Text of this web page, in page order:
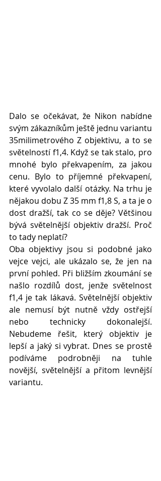
Dalo se očekávat, že Nikon nabídne
svým zákazníkům ještě jednu variantu
35milimetrového Z objektivu, a to se
světelností f1,4. Když se tak stalo, pro
mnohé bylo překvapením, za jakou
cenu. Bylo to příjemné překvapení,
které vyvolalo další otázky. Na trhu je
nějakou dobu Z 35 mm f1,8 S, a ta je o
dost dražší, tak co se děje? Většinou
bývá světelnější objektiv dražší. Proč
to tady neplatí?
Oba objektivy jsou si podobné jako
vejce vejci, ale ukázalo se, že jen na
první pohled. Při bližším zkoumání se
našlo rozdílů dost, jenže světelnost
f1,4 je tak lákavá. Světelnější objektiv
ale nemusí být nutně vždy ostřejší
nebo technicky dokonalejší.
Nebudeme řešit, který objektiv je
lepší a jaký si vybrat. Dnes se prostě
podíváme podrobněji na tuhle
novější, světelnější a přitom levnější
variantu.